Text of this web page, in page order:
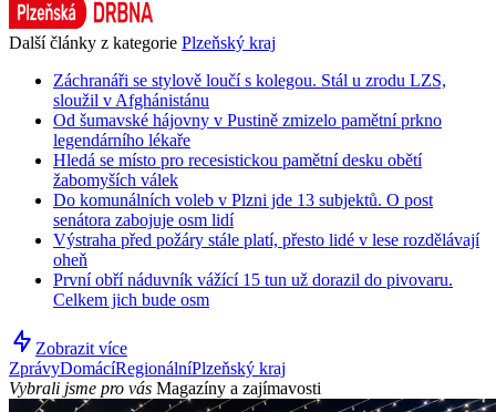
Další články z kategorie Plzeňský kraj
Záchranáři se stylově loučí s kolegou. Stál u zrodu LZS,
sloužil v Afghánistánu
Od šumavské hájovny v Pustině zmizelo pamětní prkno
legendárního lékaře
Hledá se místo pro recesistickou pamětní desku obětí
žabomyších válek
Do komunálních voleb v Plzni jde 13 subjektů. O post
senátora zabojuje osm lidí
Výstraha před požáry stále platí, přesto lidé v lese rozdělávají
oheň
První obří náduvník vážící 15 tun už dorazil do pivovaru.
Celkem jich bude osm
Zobrazit více
ZprávyDomácíRegionálníPlzeňský kraj
Vybrali jsme pro vás Magazíny a zajímavosti